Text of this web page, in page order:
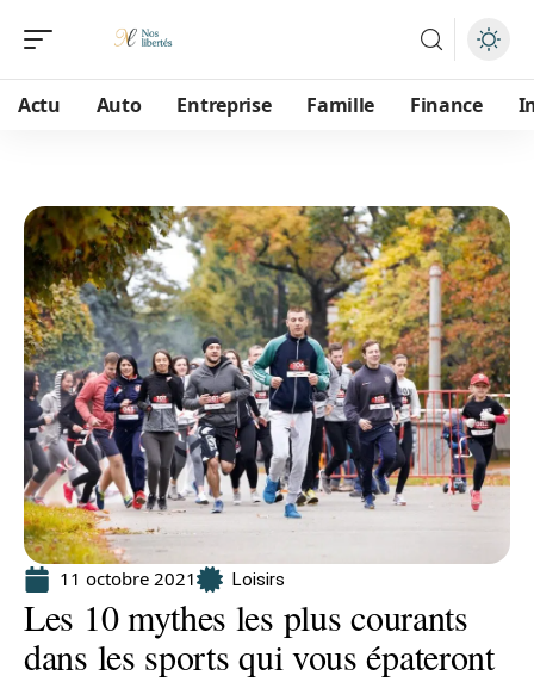
Actu Auto Entreprise Famille Finance
11 octobre 2021 Loisirs
Les 10 mythes les plus courants
dans les sports qui vous épateront